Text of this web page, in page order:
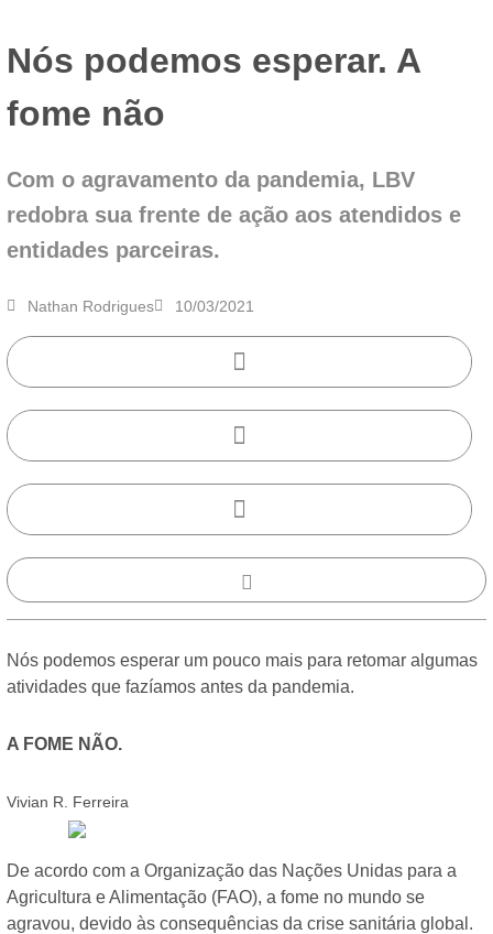
Nós podemos esperar. A
fome não
Com o agravamento da pandemia, LBV
redobra sua frente de ação aos atendidos e
entidades parceiras.
Nathan Rodrigues 10/03/2021
Nós podemos esperar um pouco mais para retomar algumas
atividades que fazíamos antes da pandemia.
A FOME NÃO.
Vivian R. Ferreira
De acordo com a Organização das Nações Unidas para a
Agricultura e Alimentação (FAO), a fome no mundo se
agravou, devido às consequências da crise sanitária global.